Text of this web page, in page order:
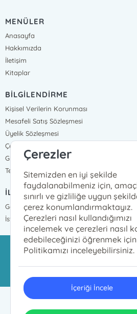
MENÜLER
Anasayfa
Hakkımızda
İletişim
Kitaplar
BİLGİLENDİRME
Kişisel Verilerin Korunması
Mesafeli Satış Sözleşmesi
Üyelik Sözleşmesi
Çerez Politikası
Gizlilik Ve Güvenlik
Teslimat ve İade
İLETİŞİM BİLGİLERİ
Göztepe Mah. İnönü Cad. 2377 Sokak
İstanbul
2024 © Azim Kitap Dağıtım
Çerezler
Sitemizden en iyi şekilde
faydalanabilmeniz için,
sınırlı ve gizliliğe uygun
çerez konumlandırmaktayız.
Çerezleri nasıl kullandığımızı
incelemek ve çerezleri nasıl
edebileceğinizi öğrenmek için
Politikamızı inceleyebilirsiniz.
İçeriği İncele